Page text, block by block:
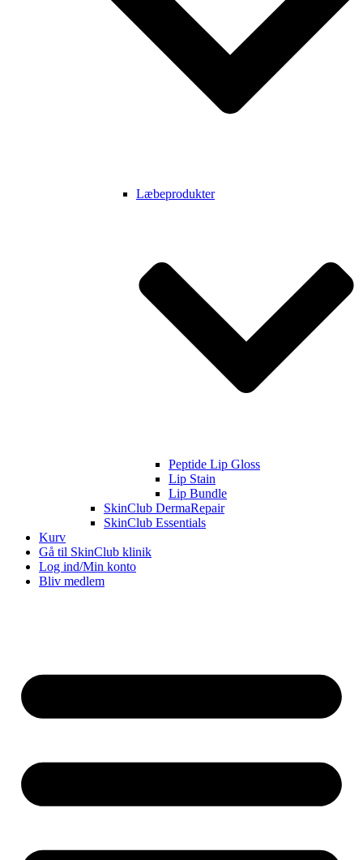
Læbeprodukter
Peptide Lip Gloss
Lip Stain
Lip Bundle
SkinClub DermaRepair
SkinClub Essentials
Kurv
Gå til SkinClub klinik
Log ind/Min konto
Bliv medlem